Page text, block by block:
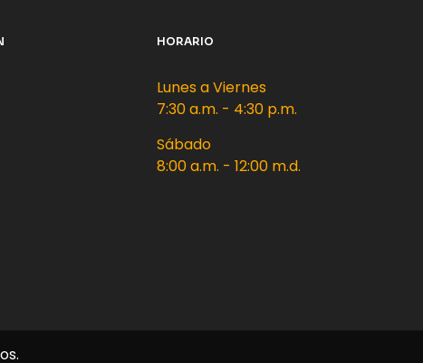
HORARIO
Lunes a Viernes
7:30 a.m. - 4:30 p.m.
Sábado
8:00 a.m. - 12:00 m.d.